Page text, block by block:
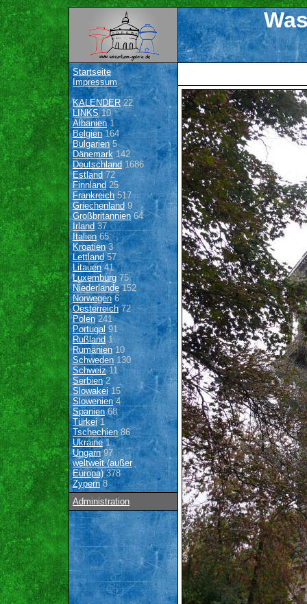
Startseite
Impressum
KALENDER22
LINKS10
Albanien1
Belgien164
Bulgarien 5
Dänemark142
Deutschland 1686
Estland 72
Finnland 25
Frankreich517
Griechenland9
Großbritannien64
Irland 37
Italien65
Kroatien3
Lettland57
Litauen41
Luxemburg 75
Niederlande152
Norwegen6
Oesterreich72
Polen 241
Portugal91
Rußland 1
Rumänien10
Schweden 130
Schweiz11
Serbien2
Slowakei15
Slowenien4
Spanien68
Türkei1
Tschechien 86
Ukraine1
Ungarn97
weltweit (außer
Europa)378
Zypern8
Administration